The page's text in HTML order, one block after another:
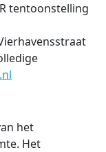
tentoonstelling
het
Het